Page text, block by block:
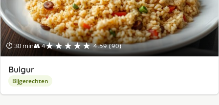
⏱ 30 min👥 4★★★★★ 4.59 (90)
Bulgur
Bijgerechten